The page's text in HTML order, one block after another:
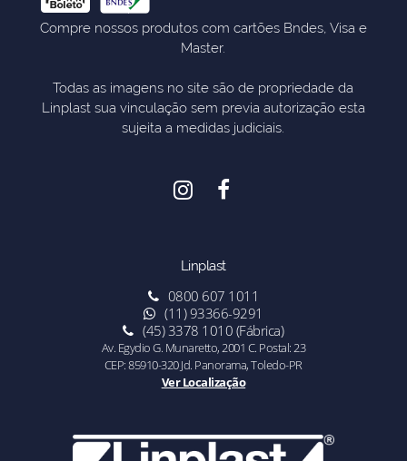
Compre nossos produtos com cartões Bndes, Visa e
Master.
Todas as imagens no site são de propriedade da
Linplast sua vinculação sem previa autorização esta
sujeita a medidas judiciais.
Linplast
0800 607 1011
(11) 93366-9291
(45) 3378 1010 (Fábrica)
Av. Egydio G. Munaretto, 2001 C. Postal: 23
CEP: 85910-320 Jd. Panorama, Toledo-PR
Ver Localização